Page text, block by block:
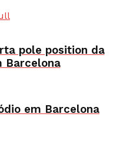
pole position da
Barcelona
em Barcelona